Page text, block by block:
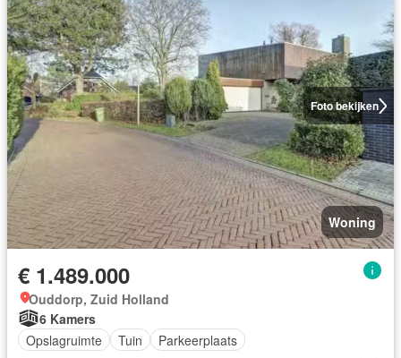
Foto bekijken
Woning
€ 1.489.000
Ouddorp, Zuid Holland
6 Kamers
Opslagruimte
Tuin Parkeerplaats